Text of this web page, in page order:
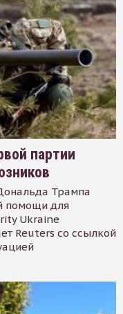
партии
Трампа
помощи для
Ukraine
Reuters со ссылкой